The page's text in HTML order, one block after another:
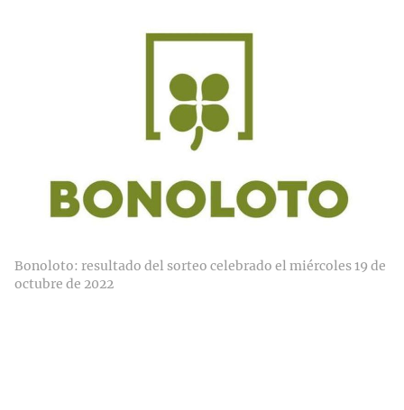
Bonoloto: resultado del sorteo celebrado el miércoles 19 de
octubre de 2022